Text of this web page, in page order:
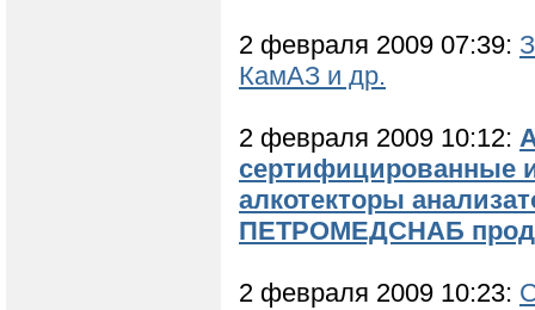
2 февраля 2009 07:39:
КамАЗ и др.
2 февраля 2009 10:12:
сертифицированные
алкотекторы
ПЕТРОМЕДСНАБ
2 февраля 2009 10:23: